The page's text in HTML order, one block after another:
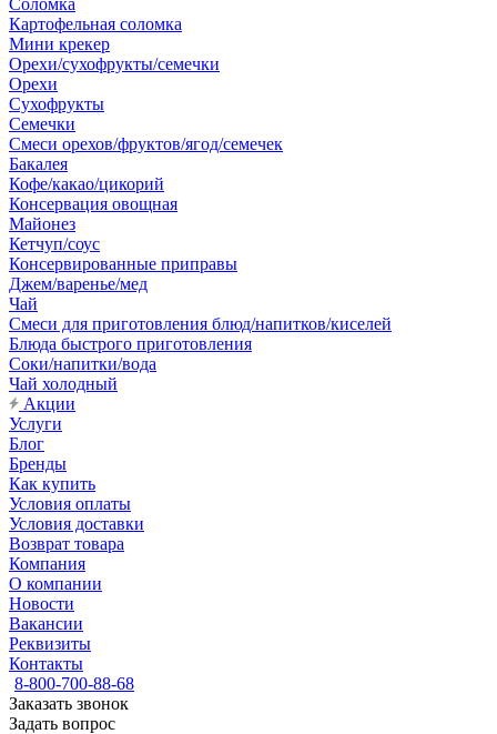
Соломка
Картофельная соломка
Мини крекер
Орехи/сухофрукты/семечки
Орехи
Сухофрукты
Семечки
Смеси орехов/фруктов/ягод/семечек
Бакалея
Кофе/какао/цикорий
Консервация овощная
Майонез
Кетчуп/соус
Консервированные приправы
Джем/варенье/мед
Чай
Смеси для приготовления блюд/напитков/киселей
Блюда быстрого приготовления
Соки/напитки/вода
Чай холодный
Акции
Услуги
Блог
Бренды
Как купить
Условия оплаты
Условия доставки
Возврат товара
Компания
О компании
Новости
Вакансии
Реквизиты
Контакты
8-800-700-88-68
Заказать звонок
Задать вопрос